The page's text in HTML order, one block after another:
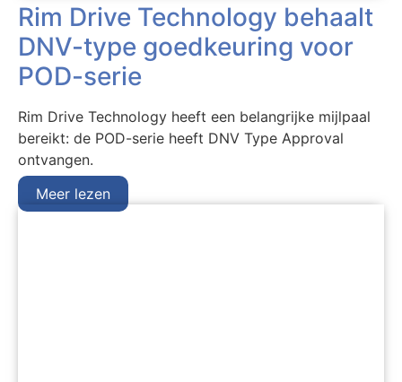
Rim Drive Technology behaalt
DNV-type goedkeuring voor
POD-serie
Rim Drive Technology heeft een belangrijke mijlpaal
bereikt: de POD-serie heeft DNV Type Approval
ontvangen.
Meer lezen